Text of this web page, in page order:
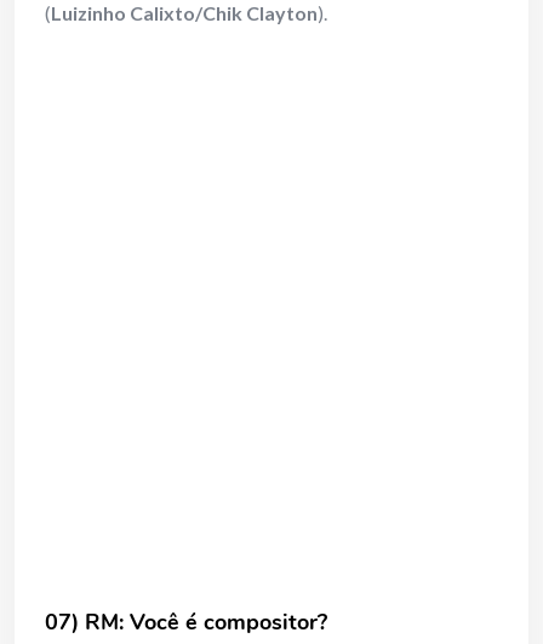
(Luizinho Calixto/Chik Clayton).
07) RM: Você é compositor?